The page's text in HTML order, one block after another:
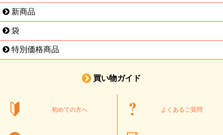
新商品
袋
特別価格商品
買い物ガイド
初めての方へ よくあるご質問